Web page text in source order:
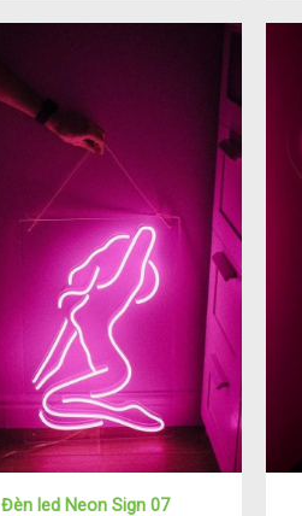
Đèn led Neon Sign 07